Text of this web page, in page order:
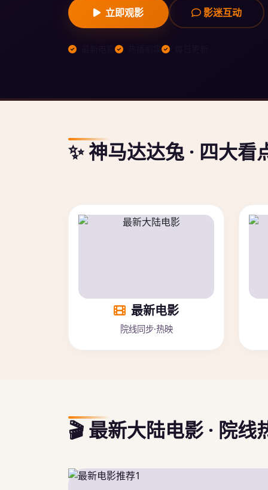
立即观影 影迷互动
✨ 神马达达兔 · 四大看
最新电影
院线同步·热映
🎬 最新大陆电影 · 院线